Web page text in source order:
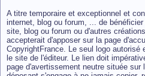
A titre temporaire et exceptionnel et
internet, blog ou forum, ... de
site, blog ou forum ou d'autres
accepterait d'apposer sur la page
CopyrightFrance. Le seul logo
le site de l'éditeur. Le lien doit
page d'avertissement neutre située